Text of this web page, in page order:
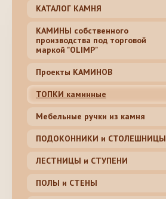
КАТАЛОГ КАМНЯ
КАМИНЫ собственного
производства под торговой
маркой "OLIMP"
Проекты КАМИНОВ
ТОПКИ каминные
Мебельные ручки из камня
ПОДОКОННИКИ и СТОЛЕШНИЦЫ
ЛЕСТНИЦЫ и СТУПЕНИ
ПОЛЫ и СТЕНЫ